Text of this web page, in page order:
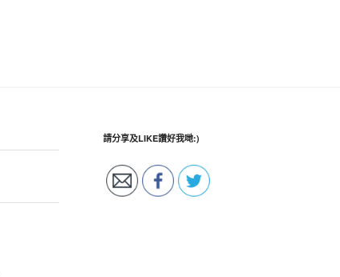
請分享及LIKE讚好我哋:)